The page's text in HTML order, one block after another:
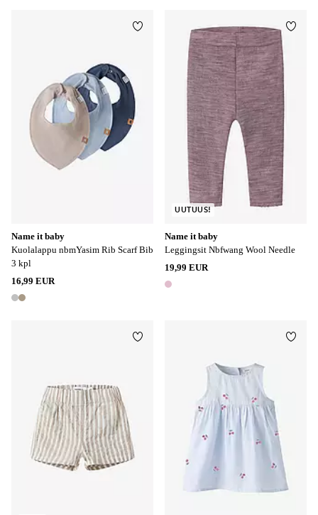
Name it baby
Kuolalappu nbmYasim Rib Scarf Bib
3 kpl
16,99 EUR
2 värejä
Lisää suosikkeihin
Name it baby
Leggingsit Nbfwang Wool Needle
19,99 EUR
1 väri
UUTUUS!
Lisää suosikkeihin